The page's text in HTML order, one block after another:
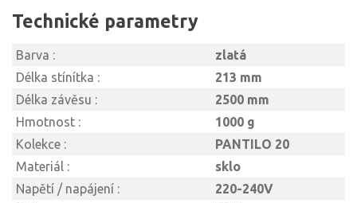
Technické parametry
Barva :
zlatá
Délka stínítka :
213 mm
Délka závěsu :
2500 mm
Hmotnost :
1000 g
Kolekce :
PANTILO 20
Materiál :
sklo
Napětí / napájení :
220-240V